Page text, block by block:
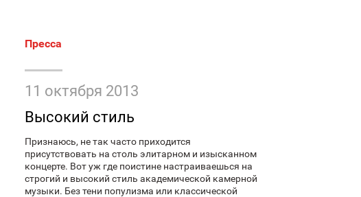
Пресса
11 октября 2013
Высокий стиль
Признаюсь, не так часто приходится
присутствовать на столь элитарном и изысканном
концерте. Вот уж где поистине настраиваешься на
строгий и высокий стиль академической камерной
музыки. Без тени популизма или классической